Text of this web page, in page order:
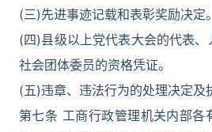
(三)先进事迹记载和表彰奖励决定。
(四)县级以上党代表大会的代表
社会团体委员的资格凭证。
(五)违章、违法行为的处理决定及
第七条 工商行政管理机关内部各